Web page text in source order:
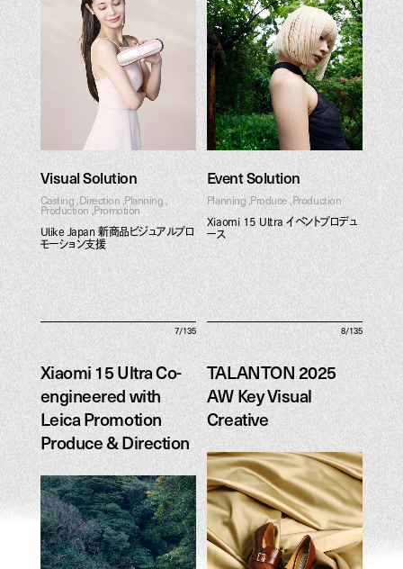
Visual Solution
Casting Direction Planning
Production Promotion
Ulike Japan 新商品ビジュアルプロ
モーション支援
Event Solution
Planning Produce Production
Xiaomi 15 Ultra イベントプロデュ
ース
7/135
Xiaomi 15 Ultra Co-
engineered with
Leica Promotion
Produce & Direction
Xiaomi 15 Ultra Co-
engineered with
Leica Promotion
Produce & Direction
8/135
TALANTON 2025
AW Key Visual
Creative
TALANTON 2025
AW Key Visual
Creative